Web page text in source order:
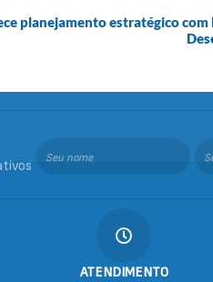
planejamento estratégico
ATENDIMENTO